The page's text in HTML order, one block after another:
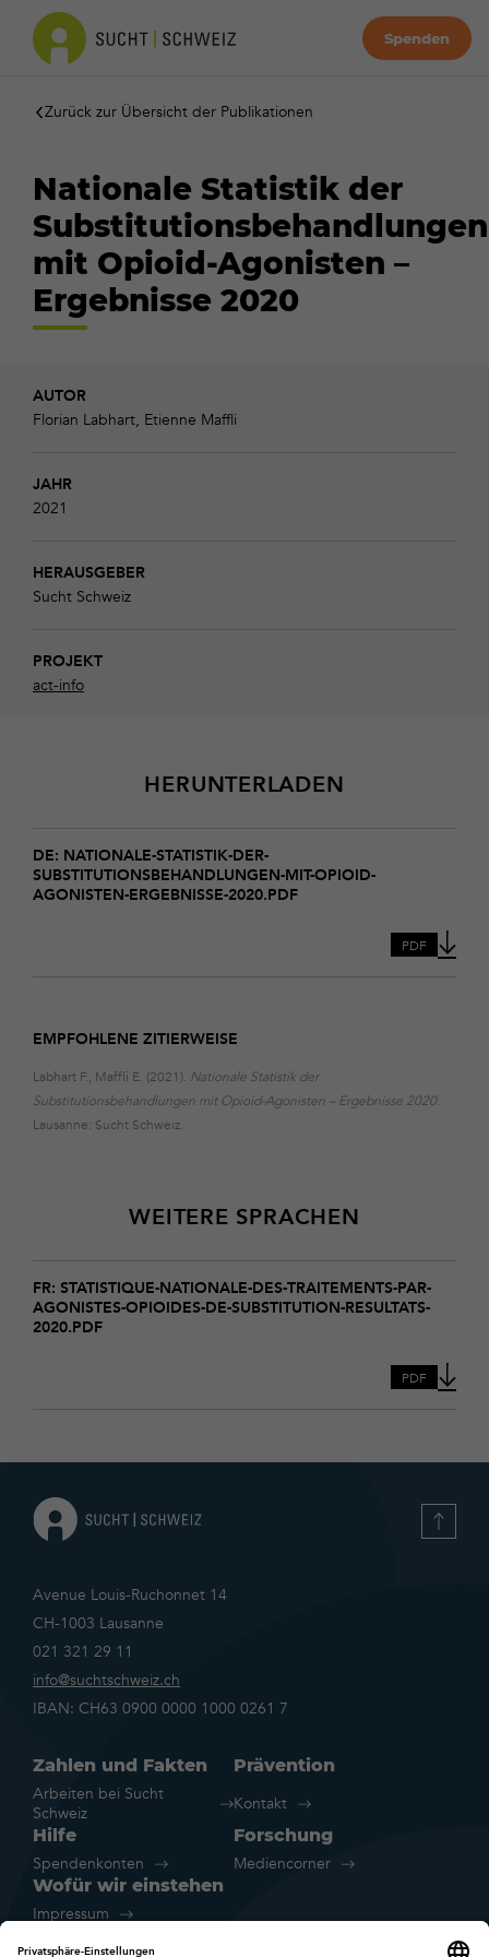
Spenden
Zurück zur Übersicht der Publikationen
Nationale Statistik der
Substitutionsbehandlungen
mit Opioid-Agonisten –
Ergebnisse 2020
AUTOR
Florian Labhart, Etienne Maffli
JAHR
2021
HERAUSGEBER
Sucht Schweiz
PROJEKT
act-info
HERUNTERLADEN
DE: NATIONALE-STATISTIK-DER-
SUBSTITUTIONSBEHANDLUNGEN-MIT-OPIOID-
AGONISTEN-ERGEBNISSE-2020.PDF
nationale-
statistik-
der-
PDF
EMPFOHLENE ZITIERWEISE
Labhart F., Maffli E. (2021). Nationale Statistik der
Substitutionsbehandlungen mit Opioid-Agonisten – Ergebnisse 2020.
Lausanne: Sucht Schweiz.
WEITERE SPRACHEN
FR: STATISTIQUE-NATIONALE-DES-TRAITEMENTS-PAR-
AGONISTES-OPIOIDES-DE-SUBSTITUTION-RESULTATS-
2020.PDF
statistique-
nationale-
des-
substitution-
2020
PDF
Avenue Louis-Ruchonnet 14
CH-1003 Lausanne
021 321 29 11
info@suchtschweiz.ch
IBAN: CH63 0900 0000 1000 0261 7
Zahlen und Fakten
Arbeiten bei Sucht
Schweiz
Prävention
Kontakt
Hilfe
Spendenkonten
Forschung
Mediencorner
Wofür wir einstehen
Impressum